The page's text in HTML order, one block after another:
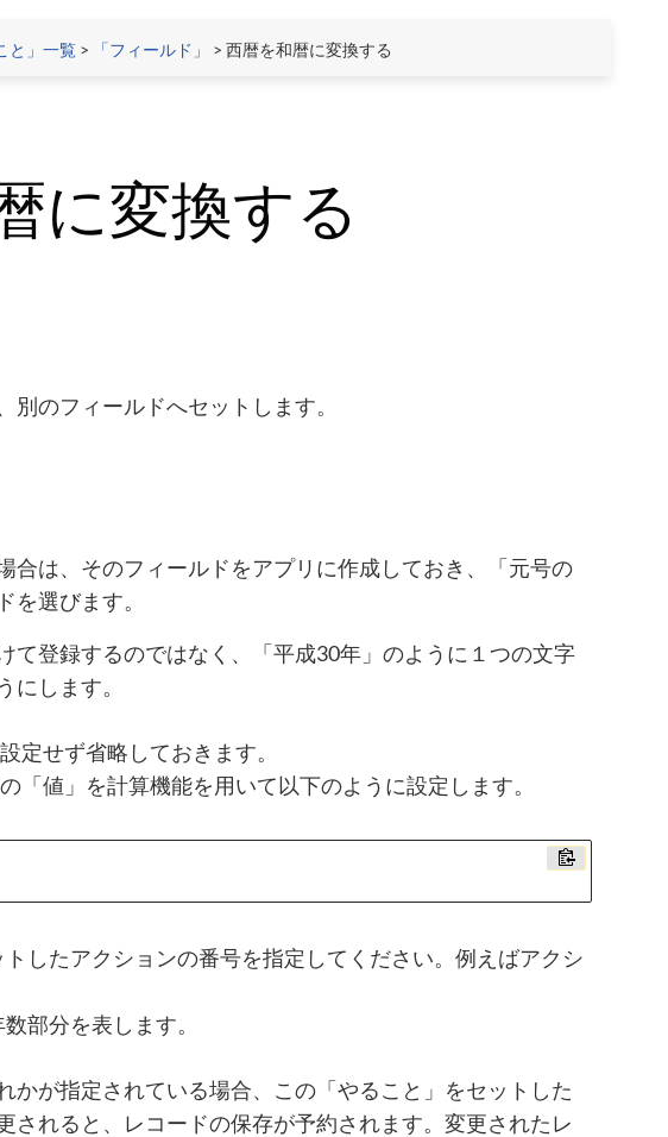
と」一覧 > 「フィールド」 > 西暦を和暦に変換する
に変換する
のフィールドへセットします。
は、そのフィールドをアプリに作成しておき、「元号の
選びます。
登録するのではなく、「平成30年」のように１つの文字
します。
定せず省略しておきます。
「値」を計算機能を用いて以下のように設定します。
したアクションの番号を指定してください。例えばアクシ
部分を表します。
かが指定されている場合、この「やること」をセットした
れると、レコードの保存が予約されます。変更されたレ